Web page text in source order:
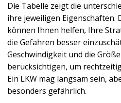
Die Tabelle zeigt die
ihre jeweiligen Eigenschaften.
können Ihnen helfen, Ihre
die Gefahren besser
Geschwindigkeit und die
berücksichtigen, um
Ein LKW mag langsam sein,
besonders gefährlich.